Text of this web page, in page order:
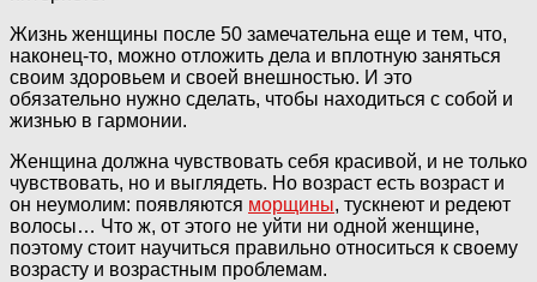
Жизнь женщины после 50 замечательна еще и тем, что,
наконец-то, можно отложить дела и вплотную заняться
своим здоровьем и своей внешностью. И это
обязательно нужно сделать, чтобы находиться с собой и
жизнью в гармонии.
Женщина должна чувствовать себя красивой, и не только
чувствовать, но и выглядеть. Но возраст есть возраст и
он неумолим: появляются морщины, тускнеют и редеют
волосы… Что ж, от этого не уйти ни одной женщине,
поэтому стоит научиться правильно относиться к своему
возрасту и возрастным проблемам.